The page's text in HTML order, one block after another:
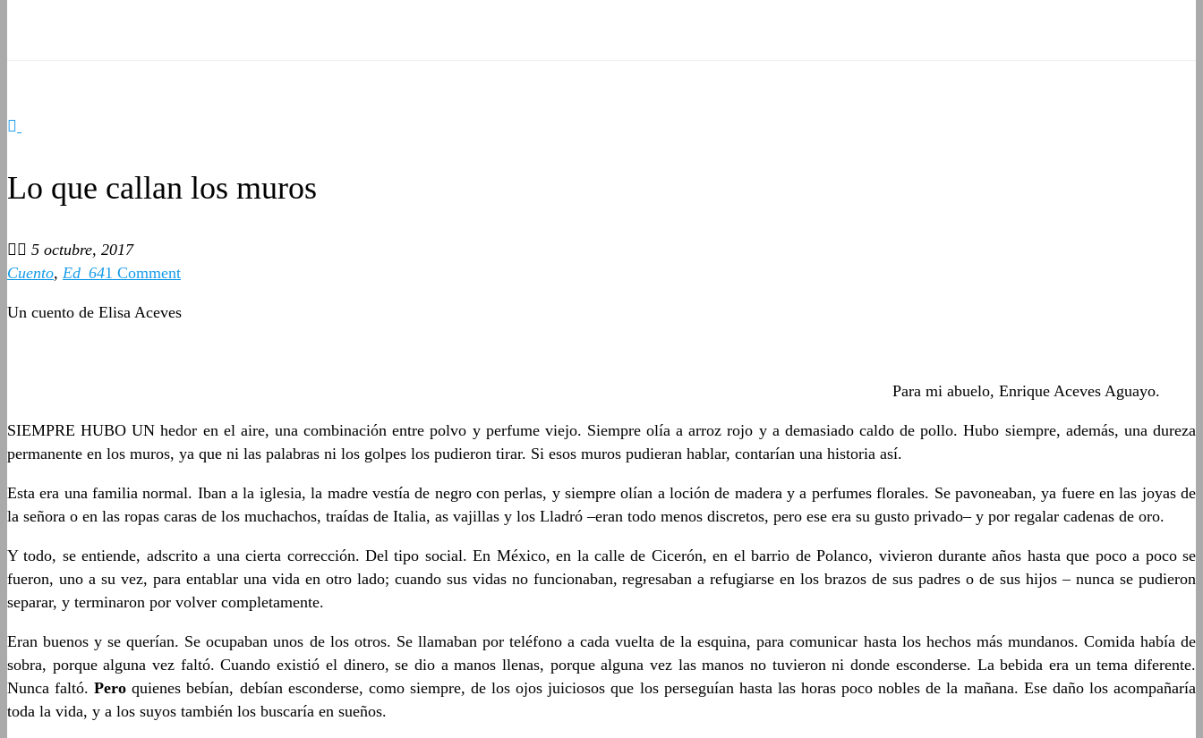
Lo que callan los muros
5 octubre, 2017
Cuento, Ed_641 Comment
Un cuento de Elisa Aceves
Para mi abuelo, Enrique Aceves Aguayo.
SIEMPRE HUBO UN hedor en el aire, una combinación entre polvo y perfume viejo. Siempre olía a arroz rojo y a demasiado caldo de pollo. Hubo siempre, además, una dureza
permanente en los muros, ya que ni las palabras ni los golpes los pudieron tirar. Si esos muros pudieran hablar, contarían una historia así.
Esta era una familia normal. Iban a la iglesia, la madre vestía de negro con perlas, y siempre olían a loción de madera y a perfumes florales. Se pavoneaban, ya fuere en las joyas de
la señora o en las ropas caras de los muchachos, traídas de Italia, as vajillas y los Lladró –eran todo menos discretos, pero ese era su gusto privado– y por regalar cadenas de oro.
Y todo, se entiende, adscrito a una cierta corrección. Del tipo social. En México, en la calle de Cicerón, en el barrio de Polanco, vivieron durante años hasta que poco a poco se
fueron, uno a su vez, para entablar una vida en otro lado; cuando sus vidas no funcionaban, regresaban a refugiarse en los brazos de sus padres o de sus hijos – nunca se pudieron
separar, y terminaron por volver completamente.
Eran buenos y se querían. Se ocupaban unos de los otros. Se llamaban por teléfono a cada vuelta de la esquina, para comunicar hasta los hechos más mundanos. Comida había de
sobra, porque alguna vez faltó. Cuando existió el dinero, se dio a manos llenas, porque alguna vez las manos no tuvieron ni donde esconderse. La bebida era un tema diferente.
Nunca faltó.Pero quienes bebían, debían esconderse, como siempre, de los ojos juiciosos que los perseguían hasta las horas poco nobles de la mañana. Ese daño los acompañaría
toda la vida, y a los suyos también los buscaría en sueños.